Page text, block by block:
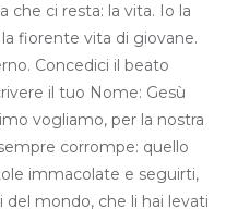
che ci resta: la vita. Io la
fiorente vita di giovane.
Concedici il beato
il tuo Nome: Gesù
vogliamo, per la nostra
corrompe: quello
immacolate e seguirti,
mondo, che li hai levati